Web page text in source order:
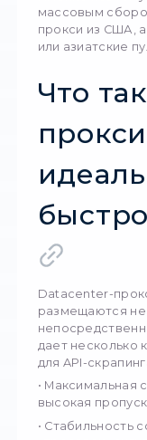
—
для
решений
Серверы с
ключевым
меньше
Именно
массовым
прокси из